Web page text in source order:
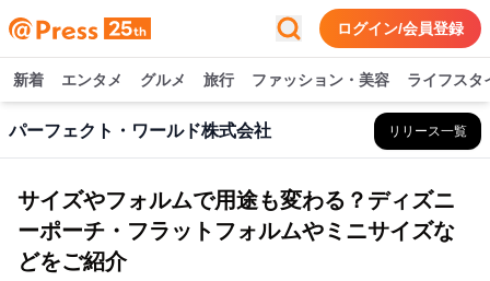
ログイン/会員登録
新着 エンタメ グルメ 旅行 ファッション・美容 ライフスタ
パーフェクト・ワールド株式会社 リリース一覧
サイズやフォルムで用途も変わる？ディズニ
ーポーチ・フラットフォルムやミニサイズな
どをご紹介